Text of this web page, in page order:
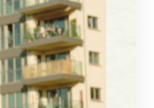
用した外